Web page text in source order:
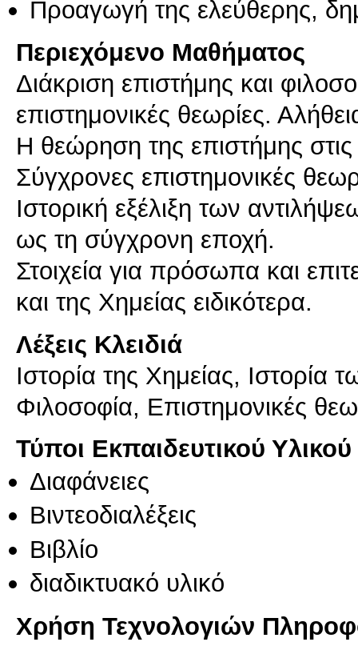
Προαγωγή της ελεύθερης,
Περιεχόμενο Μαθήματος
Διάκριση επιστήμης και
επιστημονικές θεωρίες.
Η θεώρηση της επιστήμης
Σύγχρονες επιστημονικές
Ιστορική εξέλιξη των
ως τη σύγχρονη εποχή.
Στοιχεία για πρόσωπα και
και της Χημείας ειδικότερα.
Λέξεις Κλειδιά
Ιστορία της Χημείας,
Φιλοσοφία, Επιστημονικές
Τύποι Εκπαιδευτικού Υλικού
Διαφάνειες
Βιντεοδιαλέξεις
Βιβλίο
διαδικτυακό υλικό
Χρήση Τεχνολογιών